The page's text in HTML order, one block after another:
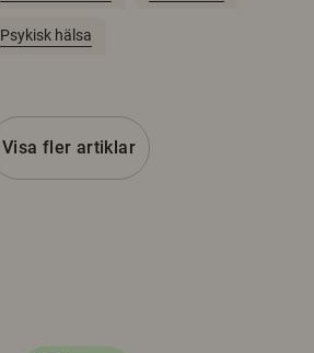
Psykisk hälsa
Visa fler artiklar